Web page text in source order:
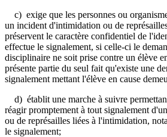
c) exige que les personnes ou
un incident d'intimidation ou de
préservent le caractère confidentiel de
effectue le signalement, si celle-ci le
disciplinaire ne soit prise contre un élève
présente partie du seul fait qu'existe une
signalement mettant l'élève en cause
d) établit une marche à suivre
réagir promptement à tout signalement
ou de représailles liées à l'intimidation,
le signalement;